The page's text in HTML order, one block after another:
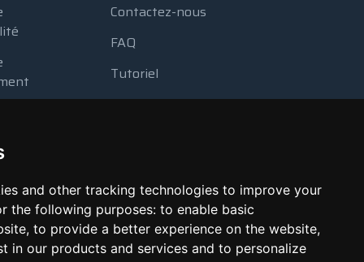
and other tracking technologies to improve your
the following purposes: to enable basic
, to provide a better experience on the website,
in our products and services and to personalize
ressources
Contactez-nous
FAQ
Tutoriel
Blog
Signaler un abus